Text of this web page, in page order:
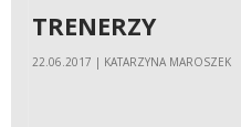
TRENERZY
22.06.2017 | KATARZYNA MAROSZEK